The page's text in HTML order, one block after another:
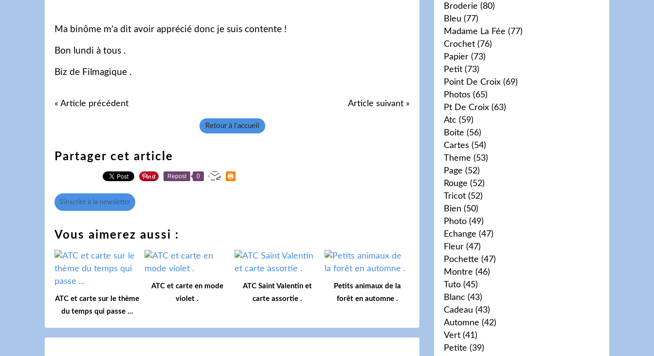
Ma binôme m'a dit avoir apprécié donc je suis contente !
Bon lundi à tous .
Biz de Filmagique .
« Article précédent Article suivant »
Retour à l'accueil
Partager cet article
Repost 0
S'inscrire à la newsletter
Vous aimerez aussi :
ATC et carte sur le thème
du temps qui passe ...
ATC et carte en mode
violet .
ATC Saint Valentin et
carte assortie .
Petits animaux de la
forêt en automne .
Broderie (80)
Bleu (77)
Madame La Fée (77)
Crochet (76)
Papier (73)
Petit (73)
Point De Croix (69)
Photos (65)
Pt De Croix (63)
Atc (59)
Boite (56)
Cartes (54)
Theme (53)
Page (52)
Rouge (52)
Tricot (52)
Bien (50)
Photo (49)
Echange (47)
Fleur (47)
Pochette (47)
Montre (46)
Tuto (45)
Blanc (43)
Cadeau (43)
Automne (42)
Vert (41)
Petite (39)